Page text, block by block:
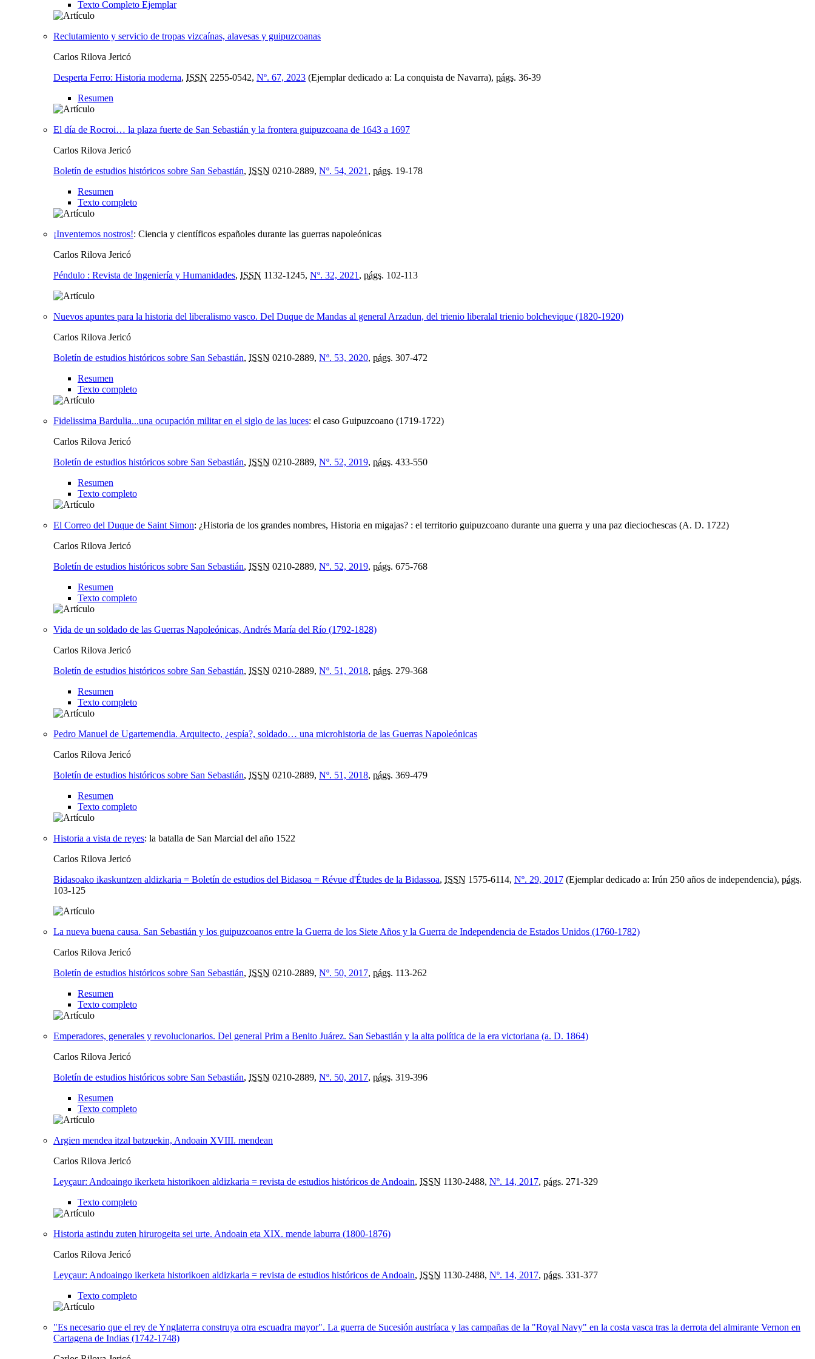
Texto Completo Ejemplar
Reclutamiento y servicio de tropas vizcaínas, alavesas y guipuzcoanas
Carlos Rilova Jericó
Desperta Ferro: Historia moderna, ISSN 2255-0542, Nº. 67, 2023 (Ejemplar dedicado a: La conquista de Navarra), págs. 36-39
Resumen
El día de Rocroi… la plaza fuerte de San Sebastián y la frontera guipuzcoana de 1643 a 1697
Carlos Rilova Jericó
Boletín de estudios históricos sobre San Sebastián, ISSN 0210-2889, Nº. 54, 2021 , págs. 19-178
Resumen
Texto completo
¡Inventemos nostros!: Ciencia y científicos españoles durante las guerras napoleónicas
Carlos Rilova Jericó
Péndulo : Revista de Ingeniería y Humanidades, ISSN 1132-1245, Nº. 32, 2021 , págs. 102-113
Nuevos apuntes para la historia del liberalismo vasco. Del Duque de Mandas al general Arzadun, del trienio liberalal trienio bolchevique (1820-1920)
Carlos Rilova Jericó
Boletín de estudios históricos sobre San Sebastián, ISSN 0210-2889, Nº. 53, 2020, págs. 307-472
Resumen
Texto completo
Fidelissima Bardulia...una ocupación militar en el siglo de las luces: el caso Guipuzcoano (1719-1722)
Carlos Rilova Jericó
Boletín de estudios históricos sobre San Sebastián, ISSN 0210-2889, Nº. 52, 2019, págs. 433-550
Resumen
Texto completo
El Correo del Duque de Saint Simon: ¿Historia de los grandes nombres, Historia en migajas? : el territorio guipuzcoano durante una guerra y una paz dieciochescas (A. D. 1722)
Carlos Rilova Jericó
Boletín de estudios históricos sobre San Sebastián, ISSN 0210-2889, Nº. 52, 2019, págs. 675-768
Resumen
Texto completo
Vida de un soldado de las Guerras Napoleónicas, Andrés María del Río (1792-1828)
Carlos Rilova Jericó
Boletín de estudios históricos sobre San Sebastián, ISSN 0210-2889, Nº. 51, 2018, págs. 279-368
Resumen
Texto completo
Pedro Manuel de Ugartemendia. Arquitecto, ¿espía?, soldado… una microhistoria de las Guerras Napoleónicas
Carlos Rilova Jericó
Boletín de estudios históricos sobre San Sebastián, ISSN 0210-2889, Nº. 51, 2018, págs. 369-479
Resumen
Texto completo
Historia a vista de reyes: la batalla de San Marcial del año 1522
Carlos Rilova Jericó
Bidasoako ikaskuntzen aldizkaria = Boletín de estudios del Bidasoa = Révue d'Études de la Bidassoa, ISSN 1575-6114, Nº. 29, 2017 (Ejemplar dedicado a: Irún 250 años de independencia), págs.
103-125
La nueva buena causa. San Sebastián y los guipuzcoanos entre la Guerra de los Siete Años y la Guerra de Independencia de Estados Unidos (1760-1782)
Carlos Rilova Jericó
Boletín de estudios históricos sobre San Sebastián, ISSN 0210-2889, Nº. 50, 2017, págs. 113-262
Resumen
Texto completo
Emperadores, generales y revolucionarios. Del general Prim a Benito Juárez. San Sebastián y la alta política de la era victoriana (a. D. 1864)
Carlos Rilova Jericó
Boletín de estudios históricos sobre San Sebastián, ISSN 0210-2889, Nº. 50, 2017, págs. 319-396
Resumen
Texto completo
Argien mendea itzal batzuekin, Andoain XVIII. mendean
Carlos Rilova Jericó
Leyçaur: Andoaingo ikerketa historikoen aldizkaria = revista de estudios históricos de Andoain, ISSN 1130-2488, Nº. 14, 2017, págs. 271-329
Texto completo
Historia astindu zuten hirurogeita sei urte. Andoain eta XIX. mende laburra (1800-1876)
Carlos Rilova Jericó
Leyçaur: Andoaingo ikerketa historikoen aldizkaria = revista de estudios históricos de Andoain, ISSN 1130-2488, Nº. 14, 2017, págs. 331-377
Texto completo
"Es necesario que el rey de Ynglaterra construya otra escuadra mayor". La guerra de Sucesión austríaca y las campañas de la "Royal Navy" en la costa vasca tras la derrota del almirante Vernon en
Cartagena de Indias (1742-1748)